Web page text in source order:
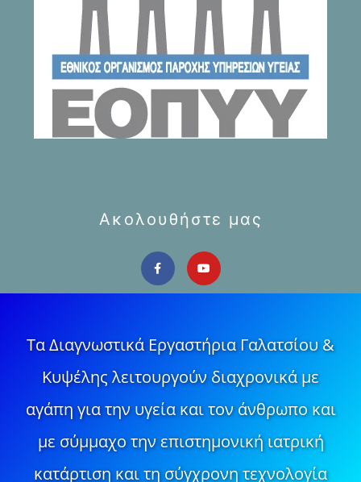
Ακολουθήστε μας
Τα Διαγνωστικά Εργαστήρια Γαλατσίου &
Κυψέλης λειτουργούν διαχρονικά με
αγάπη για την υγεία και τον άνθρωπο και
με σύμμαχο την επιστημονική ιατρική
κατάρτιση και τη σύγχρονη τεχνολογία